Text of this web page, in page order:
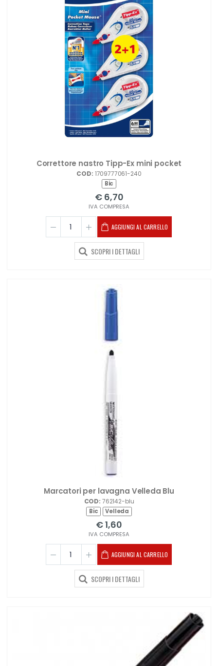
Correttore nastro Tipp-Ex mini pocket
COD: 1709777061-240
Bic
€ 6,70
IVA COMPRESA
AGGIUNGI AL CARRELLO
SCOPRI I DETTAGLI
Marcatori per lavagna Velleda Blu
COD: 762142-blu
Bic Velleda
€ 1,60
IVA COMPRESA
AGGIUNGI AL CARRELLO
SCOPRI I DETTAGLI